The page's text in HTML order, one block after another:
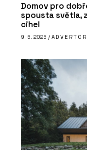
Domov pro
spousta světla,
cihel
9. 6. 2026 /